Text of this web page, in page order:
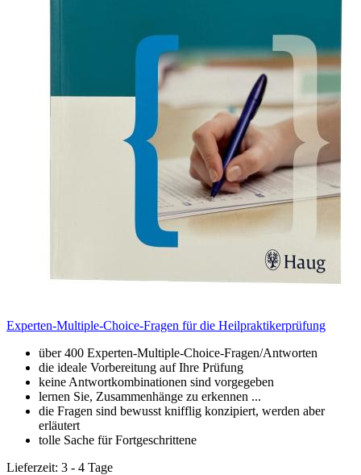
Experten-Multiple-Choice-Fragen für die Heilpraktikerprüfung
über 400 Experten-Multiple-Choice-Fragen/Antworten
die ideale Vorbereitung auf Ihre Prüfung
keine Antwortkombinationen sind vorgegeben
lernen Sie, Zusammenhänge zu erkennen ...
die Fragen sind bewusst knifflig konzipiert, werden aber
erläutert
tolle Sache für Fortgeschrittene
Lieferzeit: 3 - 4 Tage